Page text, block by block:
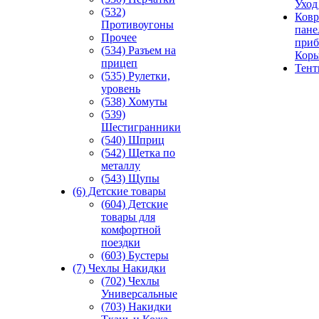
(532)
Противоугоны
Прочее
(534) Разъем на
прицеп
(535) Рулетки,
уровень
(538) Хомуты
(539)
Шестигранники
(540) Шприц
(542) Щетка по
металлу
(543) Щупы
(6) Детские товары
(604) Детские
товары для
комфортной
поездки
(603) Бустеры
(7) Чехлы Накидки
(702) Чехлы
Универсальные
(703) Накидки
Уход